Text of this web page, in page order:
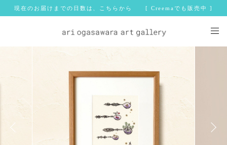
現在のお届けまでの日数は、こちらから [ Creemaでも販売中 ]